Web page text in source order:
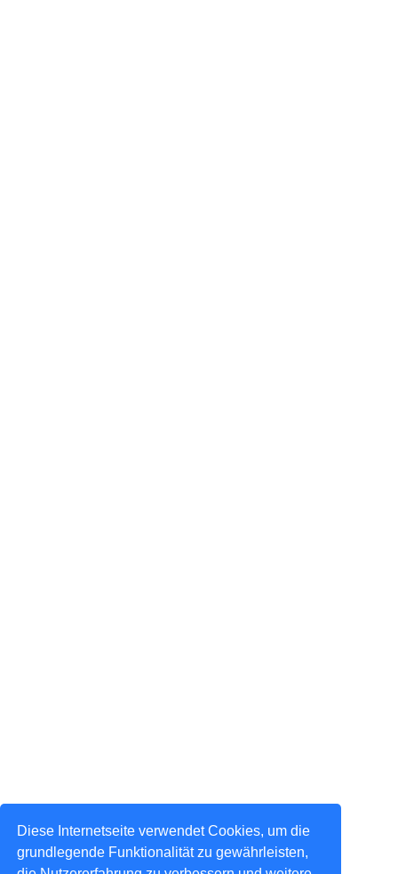
Diese Internetseite verwendet Cookies, um die
grundlegende Funktionalität zu gewährleisten,